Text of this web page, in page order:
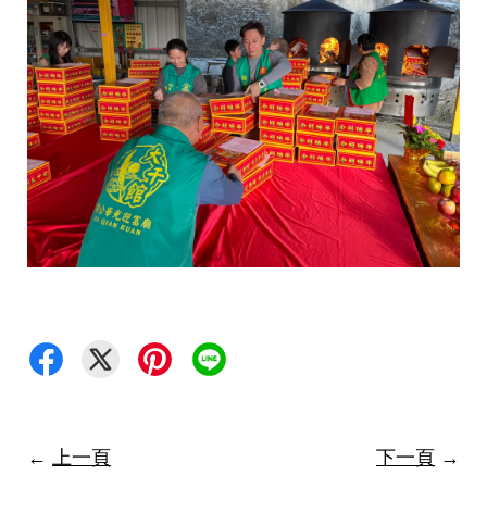
← 上一頁 下一頁 →